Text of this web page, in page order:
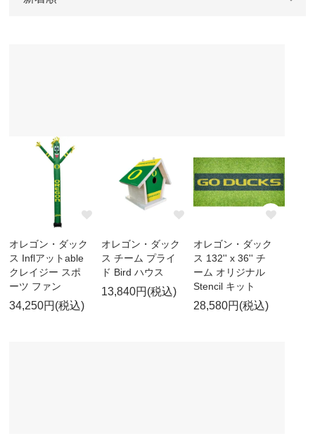
オレゴン・ダック
ス Inflアットable
クレイジー スポ
ーツ ファン
34,250円(税込)
オレゴン・ダック
ス チーム プライ
ド Bird ハウス
13,840円(税込)
オレゴン・ダック
ス 132'' x 36'' チ
ーム オリジナル
Stencil キット
28,580円(税込)